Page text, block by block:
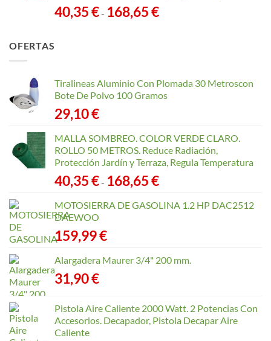
40,35€- 168,65€Rango
168,65 €
OFERTAS
Tiralineas Aluminio Con Plomada 30 Metroscon
Bote De Polvo 100 Gramos
29,10€
MALLA SOMBREO. COLOR VERDE CLARO.
ROLLO 50 METROS. Reduce Radiación,
Protección Jardín y Terraza, Regula Temperatura
40,35€- 168,65€Rango
precios:
MOTOSIERRA DE GASOLINA 1.2 HP DAC2512
DAEWOO
159,99€
Alargadera Maurer 3/4" 200 mm.
31,90€
Pistola Aire Caliente 2000 Watt. 2 Potencias Con
Accesorios. Decapador, Pistola Decapar Aire
Caliente